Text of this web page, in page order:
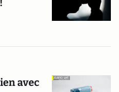
avec